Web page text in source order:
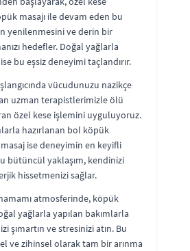
masajı ile devam eden bu
yenilenmesini ve derin bir
hedefler. Doğal yağlarla
bu eşsiz deneyimi taçlandırır.
vücudunuzu nazikçe
uzman terapistlerimizle ölü
özel kese işlemini uyguluyoruz.
hazırlanan bol köpük
ise deneyimin en keyifli
bütüncül yaklaşım, kendinizi
hissetmenizi sağlar.
atmosferinde, köpük
yağlarla yapılan bakımlarla
şımartın ve stresinizi atın. Bu
ve zihinsel olarak tam bir arınma